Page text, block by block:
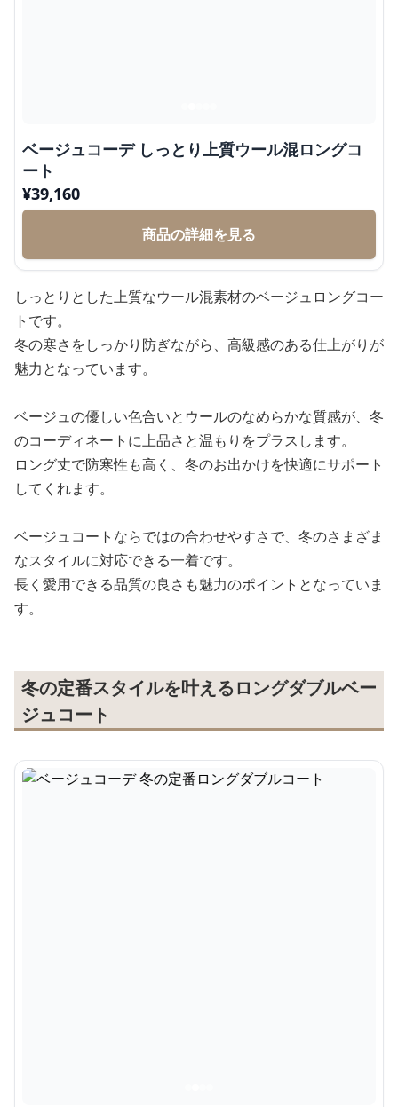
ベージュコーデ しっとり上質ウール混ロングコ
ート
¥39,160
商品の詳細を見る
しっとりとした上質なウール混素材のベージュロングコー
トです。
冬の寒さをしっかり防ぎながら、高級感のある仕上がりが
魅力となっています。
ベージュの優しい色合いとウールのなめらかな質感が、冬
のコーディネートに上品さと温もりをプラスします。
ロング丈で防寒性も高く、冬のお出かけを快適にサポート
してくれます。
ベージュコートならではの合わせやすさで、冬のさまざま
なスタイルに対応できる一着です。
長く愛用できる品質の良さも魅力のポイントとなっていま
す。
冬の定番スタイルを叶えるロングダブルベー
ジュコート